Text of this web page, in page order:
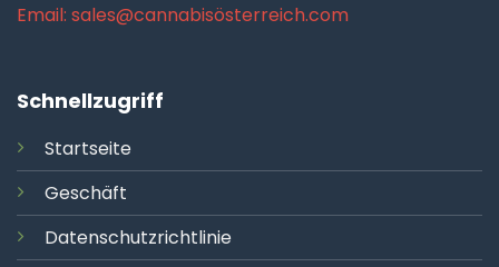
Email: sales@cannabisösterreich.com
Schnellzugriff
Startseite
Geschäft
Datenschutzrichtlinie